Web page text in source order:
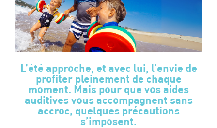
L’été approche, et avec lui, l’envie de
profiter pleinement de chaque
moment. Mais pour que vos aides
auditives vous accompagnent sans
accroc, quelques précautions
s’imposent.